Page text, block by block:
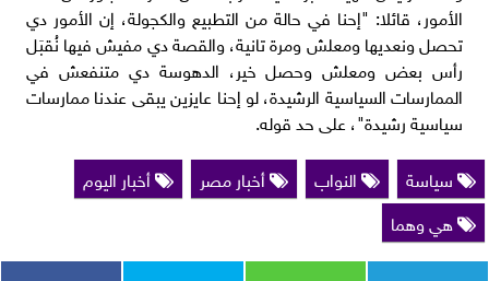
الأمور، قائلا: "إحنا في حالة من التطبيع والكجولة، إن الأمور دي
تحصل ونعديها ومعلش ومرة تانية، والقصة دي مفيش فيها نُقبَل
رأس بعض ومعلش وحصل خير، الدهوسة دي متنفعش في
الممارسات السياسية الرشيدة، لو إحنا عايزين يبقى عندنا ممارسات
سياسية رشيدة"، على حد قوله.
سياسة
النواب أخبار مصر
أخبار اليوم
هي وهما